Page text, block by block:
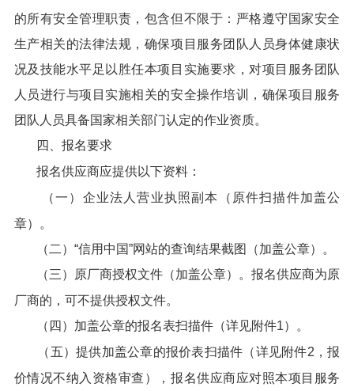
的所有安全管理职责，包含但不限于：严格遵守国家安全
生产相关的法律法规，确保项目服务团队人员身体健康状
况及技能水平足以胜任本项目实施要求，对项目服务团队
人员进行与项目实施相关的安全操作培训，确保项目服务
团队人员具备国家相关部门认定的作业资质。
四、报名要求
报名供应商应提供以下资料：
（一）企业法人营业执照副本（原件扫描件加盖公
章）。
（二）“信用中国”网站的查询结果截图（加盖公章）。
（三）原厂商授权文件（加盖公章）。报名供应商为原
厂商的，可不提供授权文件。
（四）加盖公章的报名表扫描件（详见附件1）。
（五）提供加盖公章的报价表扫描件（详见附件2，报
价情况不纳入资格审查），报名供应商应对照本项目服务